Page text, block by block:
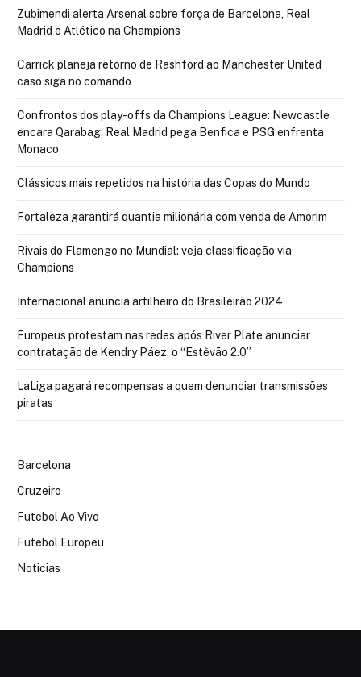
Zubimendi alerta Arsenal sobre força de Barcelona, Real
Madrid e Atlético na Champions
Carrick planeja retorno de Rashford ao Manchester United
caso siga no comando
Confrontos dos play-offs da Champions League: Newcastle
encara Qarabag; Real Madrid pega Benfica e PSG enfrenta
Monaco
Clássicos mais repetidos na história das Copas do Mundo
Fortaleza garantirá quantia milionária com venda de Amorim
Rivais do Flamengo no Mundial: veja classificação via
Champions
Internacional anuncia artilheiro do Brasileirão 2024
Europeus protestam nas redes após River Plate anunciar
contratação de Kendry Páez, o “Estêvão 2.0”
LaLiga pagará recompensas a quem denunciar transmissões
piratas
Barcelona
Cruzeiro
Futebol Ao Vivo
Futebol Europeu
Noticias